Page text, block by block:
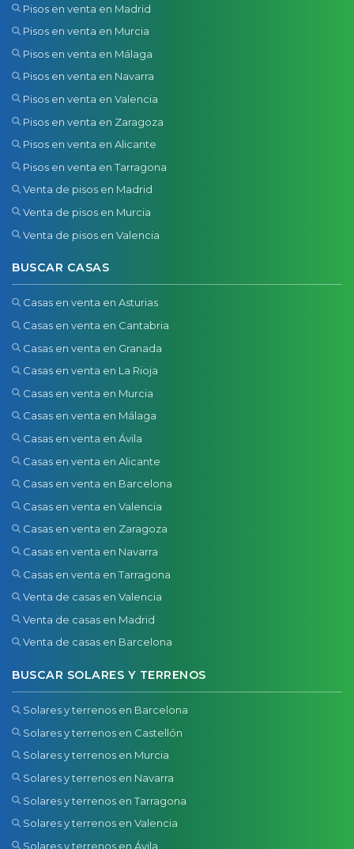
Pisos en venta en Madrid
Pisos en venta en Murcia
Pisos en venta en Málaga
Pisos en venta en Navarra
Pisos en venta en Valencia
Pisos en venta en Zaragoza
Pisos en venta en Alicante
Pisos en venta en Tarragona
Venta de pisos en Madrid
Venta de pisos en Murcia
Venta de pisos en Valencia
BUSCAR CASAS
Casas en venta en Asturias
Casas en venta en Cantabria
Casas en venta en Granada
Casas en venta en La Rioja
Casas en venta en Murcia
Casas en venta en Málaga
Casas en venta en Ávila
Casas en venta en Alicante
Casas en venta en Barcelona
Casas en venta en Valencia
Casas en venta en Zaragoza
Casas en venta en Navarra
Casas en venta en Tarragona
Venta de casas en Valencia
Venta de casas en Madrid
Venta de casas en Barcelona
BUSCAR SOLARES Y TERRENOS
Solares y terrenos en Barcelona
Solares y terrenos en Castellón
Solares y terrenos en Murcia
Solares y terrenos en Navarra
Solares y terrenos en Tarragona
Solares y terrenos en Valencia
Solares y terrenos en Ávila